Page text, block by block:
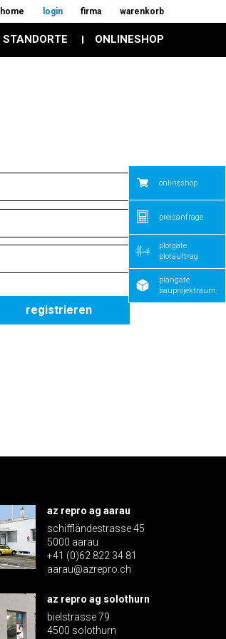
home login firma warenkorb
STANDORTE ONLINESHOP
registrieren
onlineshop
preisanfrage
plotgate
plotauftrag
plangate
bauprojektraum
az repro ag aarau
schiffländestrasse 45
5000 aarau
+41 (0)62 822 34 81
aarau@azrepro.ch
az repro ag solothurn
bielstrasse 79
4500 solothurn